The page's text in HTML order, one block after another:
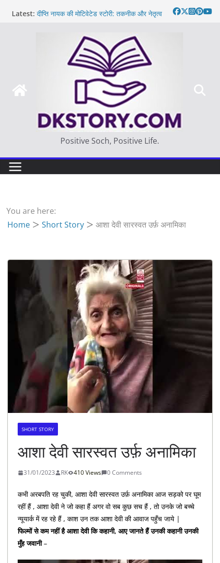
Latest: दीप्ति नायक की मोटिवेटेड स्टोरी: तकनीक और नेतृत्व
Thought of the day
आज का दिन: बदलाव का सही समय |
Positive Soch, Positive Life.
You are here:
Home
Short Story आशा देवी सारस्वत उर्फ़ अनामिका
SHORT STORY
आशा देवी सारस्वत उर्फ़ अनामिका
31/01/2023 RK 410 Views 0 Comments
कभी अरबपति रह चुकी, आशा देवी सारस्वत उर्फ़ अनामिका आज सड़को पर घूम
रहीं हैं , आशा देवी ने जो कहा हैं अगर वो सब कुछ सच हैं , तो उनके जो बच्चे
न्यूयार्क में रह रहे हैं , काश उन तक आशा देवी की आवाज पहुँच जाये |
फिल्मों से कम नहीं है आशा देवी कि कहानी, आए जानते हैं उनकी कहानी उनकी
मुँह जवानी–